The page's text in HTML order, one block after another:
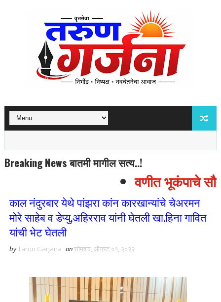
Breaking News बातमी मागील सत्य..!
वणीत भूकंपाचे
काल नंदुरबार येथे पांझरा कांन कारखान्यांचे चेअरमन
मोरे साहेब व डेप्यु.अहिरराव यांनी घेतली खा.हिना गावित
यांची भेट घेतली
byTarun Garjana onसोमवार, ऑगस्ट ०१, २०२२